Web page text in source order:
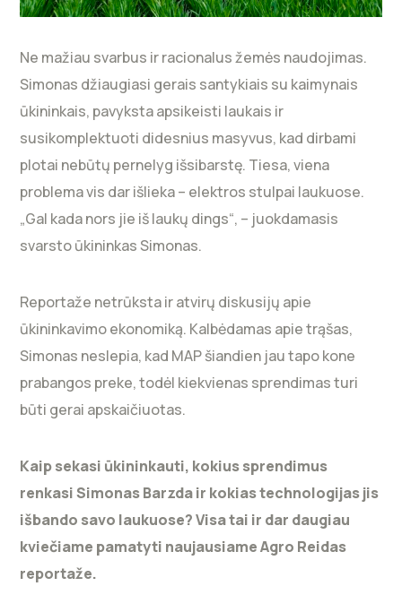
Ne mažiau svarbus ir racionalus žemės naudojimas.
Simonas džiaugiasi gerais santykiais su kaimynais
ūkininkais, pavyksta apsikeisti laukais ir
susikomplektuoti didesnius masyvus, kad dirbami
plotai nebūtų pernelyg išsibarstę. Tiesa, viena
problema vis dar išlieka – elektros stulpai laukuose.
„Gal kada nors jie iš laukų dings“, – juokdamasis
svarsto ūkininkas Simonas.
Reportaže netrūksta ir atvirų diskusijų apie
ūkininkavimo ekonomiką. Kalbėdamas apie trąšas,
Simonas neslepia, kad MAP šiandien jau tapo kone
prabangos preke, todėl kiekvienas sprendimas turi
būti gerai apskaičiuotas.
Kaip sekasi ūkininkauti, kokius sprendimus
renkasi Simonas Barzda ir kokias technologijas jis
išbando savo laukuose? Visa tai ir dar daugiau
kviečiame pamatyti naujausiame Agro Reidas
reportaže.